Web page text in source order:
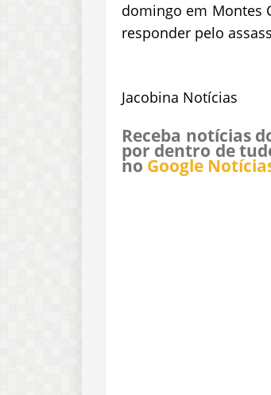
domingo em Montes
responder pelo
Jacobina Notícias
Receba notícias
por dentro de
no Google